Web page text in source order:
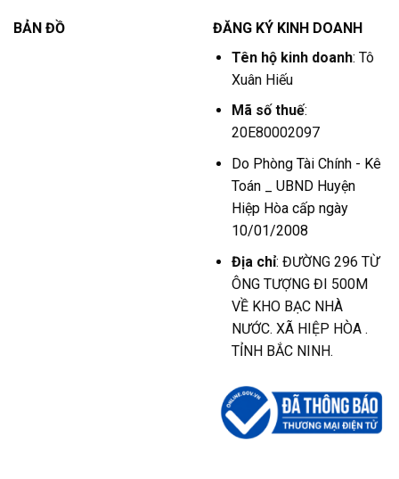
BẢN ĐỒ
ĐĂNG KÝ KINH DOANH
Tên hộ kinh doanh: Tô
Xuân Hiếu
Mã số thuế:
20E80002097
Do Phòng Tài Chính - Kê
Toán _ UBND Huyện
Hiệp Hòa cấp ngày
10/01/2008
Địa chỉ: ĐƯỜNG 296 TỪ
ÔNG TƯỢNG ĐI 500M
VỀ KHO BẠC NHÀ
NƯỚC. XÃ HIỆP HÒA .
TỈNH BẮC NINH.